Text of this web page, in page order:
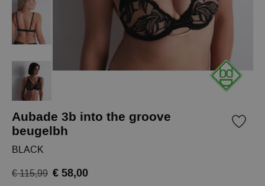
Aubade 3b into the groove
beugelbh
BLACK
€ 115,99 € 58,00